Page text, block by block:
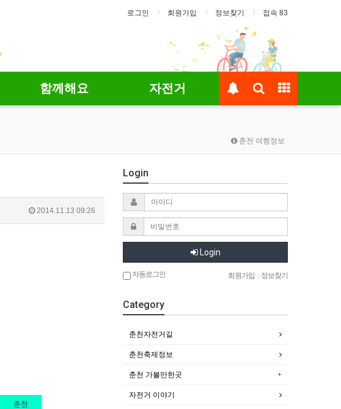
로그인 회원가입 정보찾기 접속 83
함께해요 자전거
춘천 여행정보
2014.11.13 09:26
춘천
Login
Login
자동로그인 회원가입 정보찾기
Category
춘천자전거길
춘천축제정보
춘천 가볼만한곳
자전거 이야기